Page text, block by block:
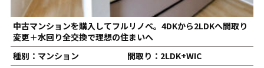
中古マンションを購入してフルリノベ。4DKから2LDKへ間取り
変更＋水回り全交換で理想の住まいへ
種別：マンション
間取り：2LDK+WIC